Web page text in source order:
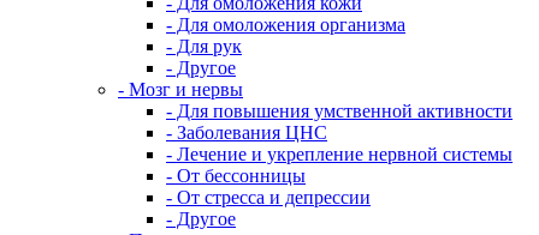
- Для омоложения организма
- Для рук
- Другое
- Мозг и нервы
- Для повышения умственной активности
- Заболевания ЦНС
- Лечение и укрепление нервной системы
- От бессонницы
- От стресса и депрессии
- Другое